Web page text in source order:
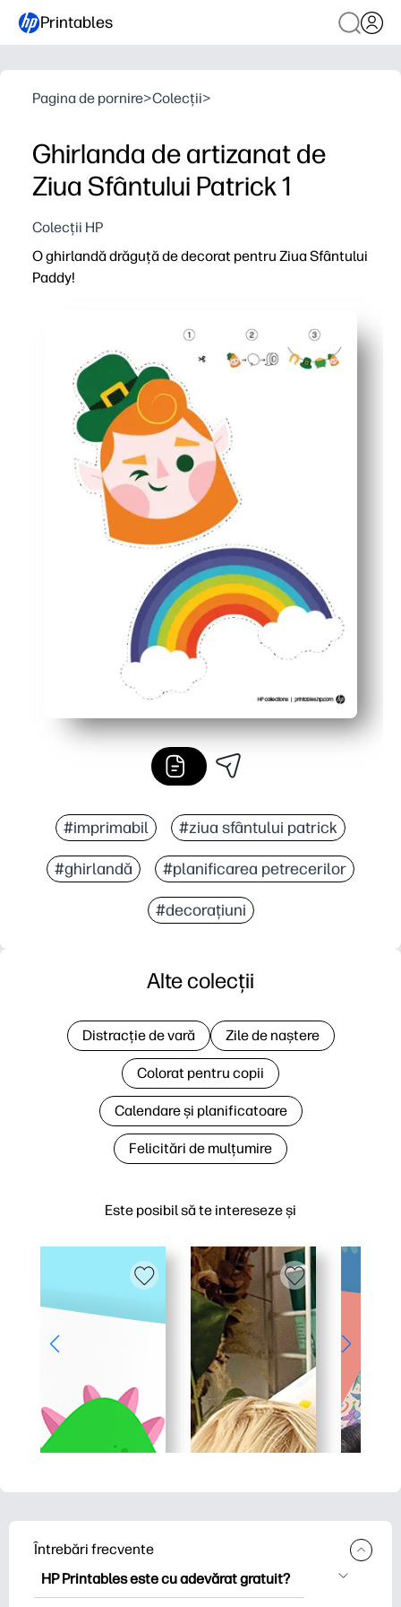
Printables
Pagina de pornire>Colecții>
Ghirlanda de artizanat de
Ziua Sfântului Patrick 1
Colecții HP
O ghirlandă drăguță de decorat pentru Ziua Sfântului
Paddy!
#imprimabil #ziua sfântului patrick
#ghirlandă #planificarea petrecerilor
#decorațiuni
Este posibil să te intereseze și
Alte colecții
Distracție de vară Zile de naștere
Colorat pentru copii
Calendare și planificatoare
Felicitări de mulțumire
Întrebări frecvente
HP Printables este cu adevărat gratuit?